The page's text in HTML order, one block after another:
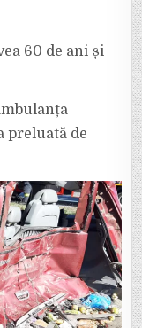
SUNT
RĂNITE!
60 de ani și
preluată de